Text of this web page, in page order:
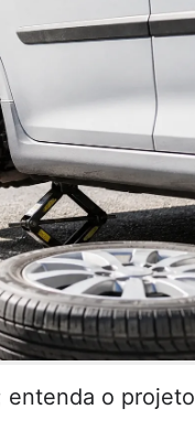
entenda o projeto